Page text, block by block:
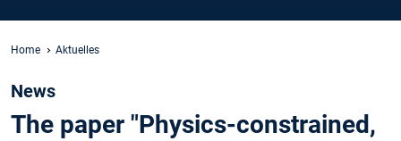
Home Aktuelles
News
The paper "Physics-constrained,